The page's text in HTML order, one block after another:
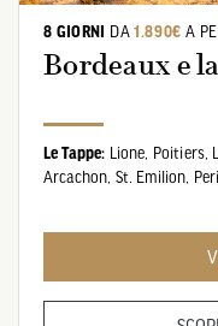
8 GIORNI DA1.890€ A
Bordeaux e
Le Tappe: Lione, Poitiers,
Arcachon, St. Emilion,